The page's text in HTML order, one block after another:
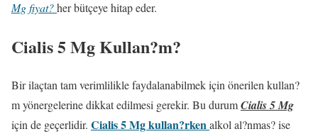
Mg fiyat?her bütçeye hitap eder.
Cialis 5 Mg Kullan?m?
Bir ilaçtan tam verimlilikle faydalanabilmek için önerilen kullan?
m yönergelerine dikkat edilmesi gerekir. Bu durumCialis 5 Mg
için de geçerlidir. Cialis 5 Mg kullan?rkenalkol al?nmas? ise